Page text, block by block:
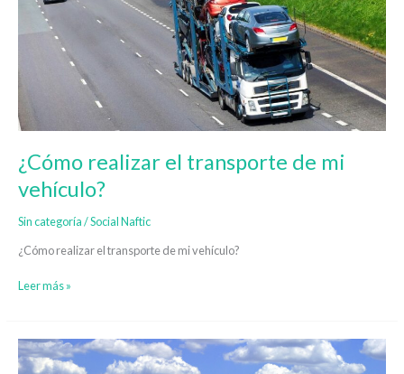
¿Cómo realizar el transporte de mi
vehículo?
Sin categoría/Social Naftic
¿Cómo realizar el transporte de mi vehículo?
transporte
Leer más »
5
Consejos